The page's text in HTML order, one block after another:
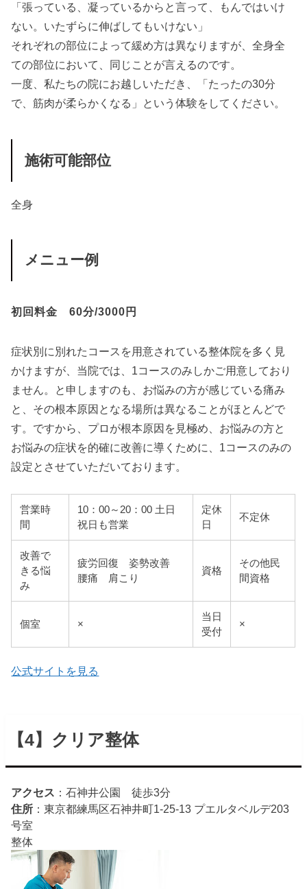
「張っている、凝っているからと言って、もんではいけ
ない。いたずらに伸ばしてもいけない」
それぞれの部位によって緩め方は異なりますが、全身全
ての部位において、同じことが言えるのです。
一度、私たちの院にお越しいただき、「たったの30分
で、筋肉が柔らかくなる」という体験をしてください。
施術可能部位
全身
メニュー例
初回料金 60分/3000円
症状別に別れたコースを用意されている整体院を多く見
かけますが、当院では、1コースのみしかご用意しており
ません。と申しますのも、お悩みの方が感じている痛み
と、その根本原因となる場所は異なることがほとんどで
す。ですから、プロが根本原因を見極め、お悩みの方と
お悩みの症状を的確に改善に導くために、1コースのみの
設定とさせていただいております。
営業時
間
10：00～20：00 土日
祝日も営業
定休
日
不定休
改善で
きる悩
み
疲労回復 姿勢改善
腰痛 肩こり
資格
その他民
間資格
個室 ×
当日
受付
×
公式サイトを見る
【4】クリア整体
アクセス ：石神井公園 徒歩3分
住所 ：東京都練馬区石神井町1-25-13 プエルタベルデ203
号室
整体